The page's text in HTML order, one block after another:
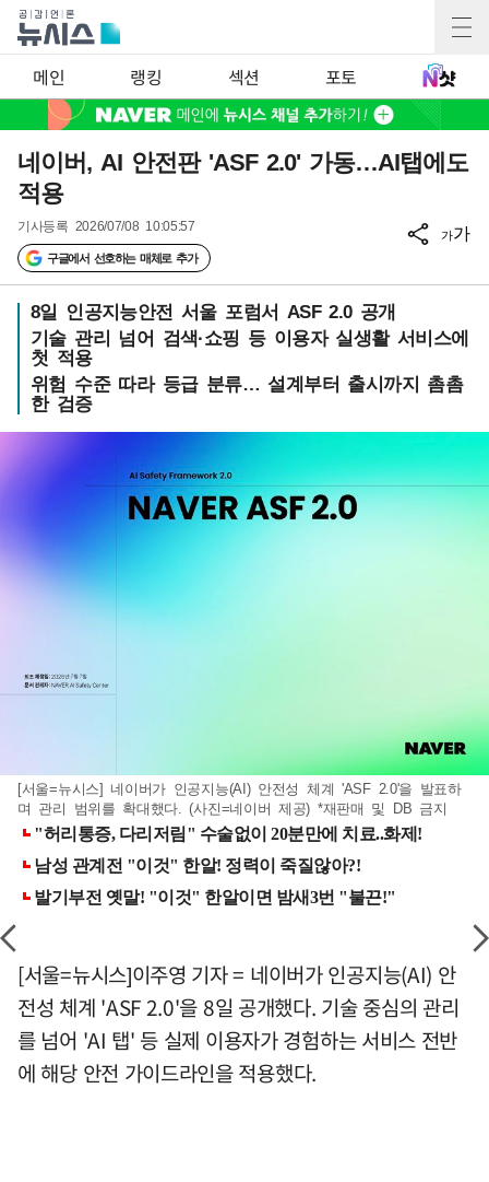
메인 랭킹 섹션 포토
네이버, AI 안전판 'ASF 2.0' 가동…AI탭에도
적용
기사등록 2026/07/08 10:05:57
구글에서 선호하는 매체로 추가
가가
8일 인공지능안전 서울 포럼서 ASF 2.0 공개
기술 관리 넘어 검색·쇼핑 등 이용자 실생활 서비스에
첫 적용
위험 수준 따라 등급 분류… 설계부터 출시까지 촘촘
한 검증
[서울=뉴시스] 네이버가 인공지능(AI) 안전성 체계 'ASF 2.0'을 발표하
며 관리 범위를 확대했다. (사진=네이버 제공) *재판매 및 DB 금지
[서울=뉴시스]이주영 기자 = 네이버가 인공지능(AI) 안
전성 체계 'ASF 2.0'을 8일 공개했다. 기술 중심의 관리
를 넘어 'AI 탭' 등 실제 이용자가 경험하는 서비스 전반
에 해당 안전 가이드라인을 적용했다.